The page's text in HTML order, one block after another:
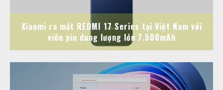
Xiaomi ra mắt REDMI 17 Series tại Việt Nam với
viên pin dung lượng lớn 7.500mAh